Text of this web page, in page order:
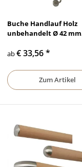
Buche Handlauf Holz
unbehandelt Ø 42 mm
und Enden
ab€ 33,56*
Zum Artikel